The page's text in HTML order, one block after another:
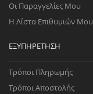
Οι Παραγγελίες Μου
Η Λίστα Επιθυμιών Μου
ΕΞΥΠΗΡΈΤΗΣΗ
Τρόποι Πληρωμής
Τρόποι Αποστολής